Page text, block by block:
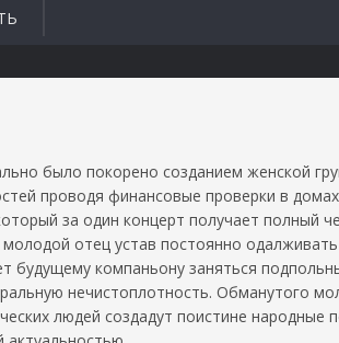
было покорено созданием женской
проводя финансовые проверки в
за один концерт получает полный
отец устав постоянно
будущему компаньону заняться
нечистоплотность. Обманутого
людей создадут поистине